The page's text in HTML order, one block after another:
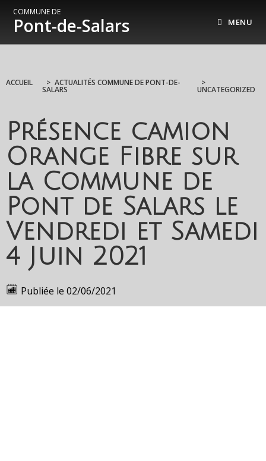
COMMUNE DE
Pont-de-Salars MENU
ACCUEIL > ACTUALITÉS COMMUNE DE PONT-DE-
SALARS
>
UNCATEGORIZED
Présence camion
Orange Fibre sur
la Commune de
Pont de Salars le
Vendredi et Samedi
4 Juin 2021
Publiée le 02/06/2021